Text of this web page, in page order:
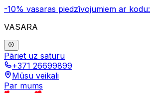
-10% vasaras piedzīvojumiem ar kodu:
VASARA
Pāriet uz saturu
+371 26699899
Mūsu veikali
Par mums